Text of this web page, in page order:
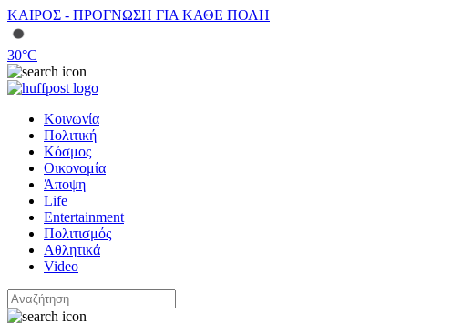
ΚΑΙΡΟΣ - ΠΡΟΓΝΩΣΗ ΓΙΑ ΚΑΘΕ ΠΟΛΗ
30°C
Κοινωνία
Πολιτική
Κόσμος
Οικονομία
Άποψη
Life
Entertainment
Πολιτισμός
Αθλητικά
Video